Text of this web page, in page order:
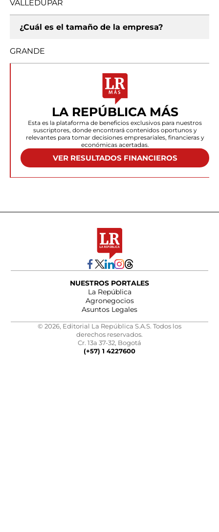
VALLEDUPAR
¿Cuál es el tamaño de la empresa?
GRANDE
LA REPÚBLICA MÁS
Esta es la plataforma de beneficios exclusivos para nuestros
suscriptores, donde encontrará contenidos oportunos y
relevantes para tomar decisiones empresariales, financieras y
económicas acertadas.
VER RESULTADOS FINANCIEROS
NUESTROS PORTALES
La República
Agronegocios
Asuntos Legales
© 2026, Editorial La República S.A.S. Todos los
derechos reservados.
Cr. 13a 37-32, Bogotá
(+57) 1 4227600